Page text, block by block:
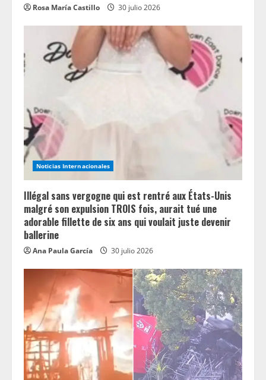
Rosa María Castillo 30 julio 2026
Noticias Internacionales
Illégal sans vergogne qui est rentré aux États-Unis
malgré son expulsion TROIS fois, aurait tué une
adorable fillette de six ans qui voulait juste devenir
ballerine
Ana Paula García 30 julio 2026